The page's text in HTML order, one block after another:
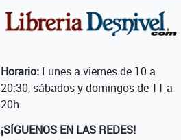
Horario: Lunes a viernes de 10 a
20:30, sábados y domingos de 11 a
20h.
¡SÍGUENOS EN LAS REDES!